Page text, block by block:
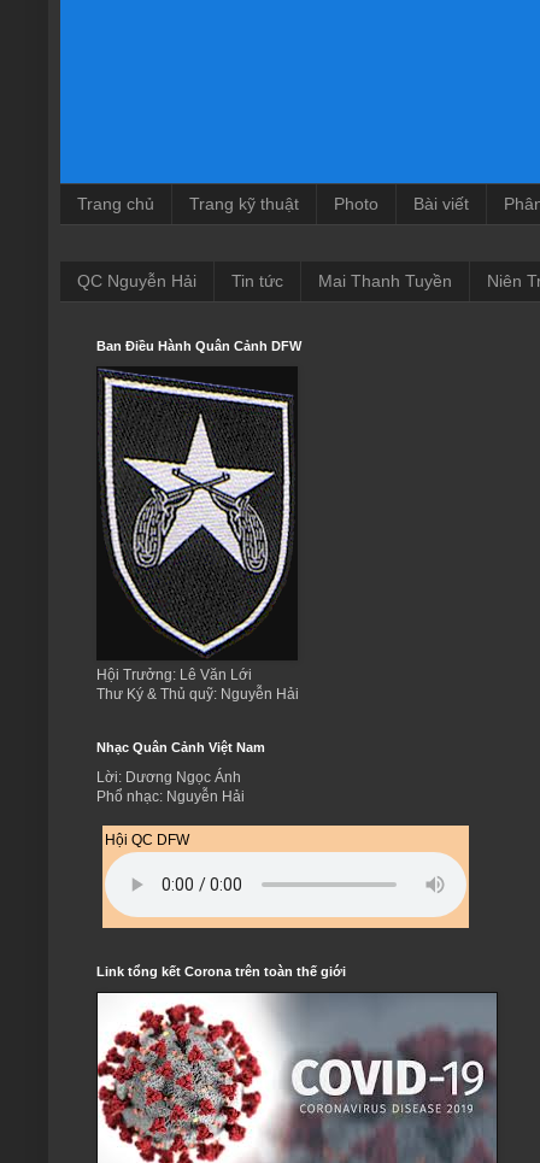
Trang chủ Trang kỹ thuật Photo Bài viết
QC Nguyễn Hải Tin tức Mai Thanh Tuyền Niên
Ban Điều Hành Quân Cảnh DFW
Hội Trưởng: Lê Văn Lới
Thư Ký & Thủ quỹ: Nguyễn Hải
Nhạc Quân Cảnh Việt Nam
Lời: Dương Ngọc Ánh
Phổ nhạc: Nguyễn Hải
Hội QC DFW
Link tổng kết Corona trên toàn thế giới